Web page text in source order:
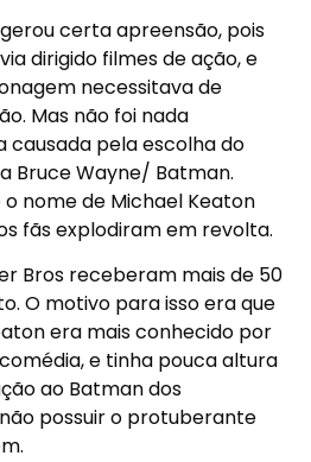
certa apreensão, pois
dirigido filmes de ação, e
necessitava de
Mas não foi nada
pela escolha do
Bruce Wayne/ Batman.
nome de Michael Keaton
fãs explodiram em revolta.
Bros receberam mais de 50
O motivo para isso era que
era mais conhecido por
e tinha pouca altura
ao Batman dos
possuir o protuberante